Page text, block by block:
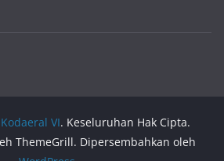
Kodaeral VI. Keseluruhan Hak Cipta.
ThemeGrill. Dipersembahkan oleh